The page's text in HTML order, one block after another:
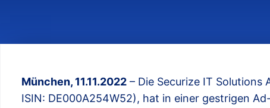
München, 11.11.2022 – Die Securize IT Solutions
ISIN: DE000A254W52), hat in einer gestrigen